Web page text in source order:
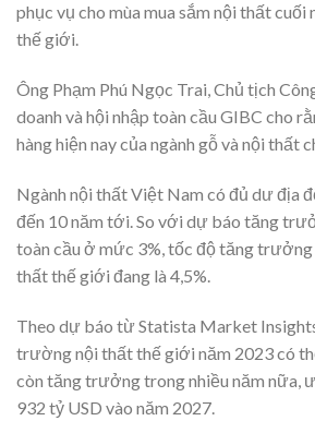
phục vụ cho mùa mua sắm nội thất
thế giới.
Ông Phạm Phú Ngọc Trai, Chủ tịch
doanh và hội nhập toàn cầu GIBC cho
hàng hiện nay của ngành gỗ và nội thất
Ngành nội thất Việt Nam có đủ dư địa
đến 10 năm tới. So với dự báo tăng
toàn cầu ở mức 3%, tốc độ tăng trưởng
thất thế giới đang là 4,5%.
Theo dự báo từ Statista Market
trường nội thất thế giới năm 2023 có
còn tăng trưởng trong nhiều năm nữa,
932 tỷ USD vào năm 2027.